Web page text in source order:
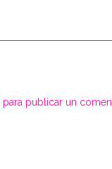
para publicar un